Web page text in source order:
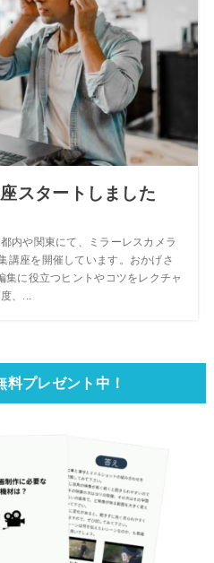
スタートしました
内や関東にて、ミラーレスカメラ
講座を開催しています。おかげさ
集に役立つヒントやコツをレクチャ
、...
プレゼント中！